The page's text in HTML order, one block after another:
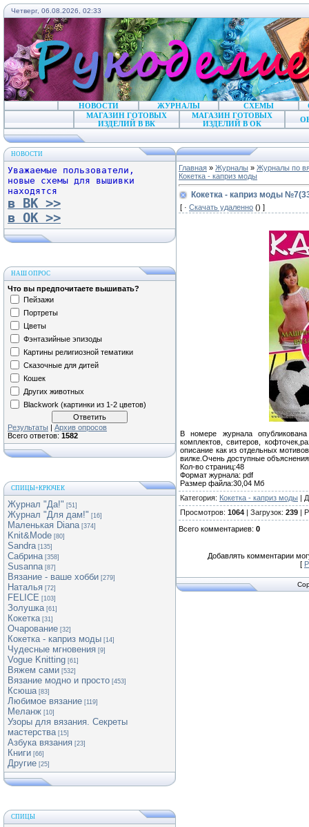
Четверг, 06.08.2026, 02:33
НОВОСТИ ЖУРНАЛЫ СХЕМЫ
МАГАЗИН ГОТОВЫХ
ИЗДЕЛИЙ В ВК
МАГАЗИН ГОТОВЫХ
ИЗДЕЛИЙ В ОК
НОВОСТИ
Уважаемые пользователи,
новые схемы для вышивки
находятся
в ВК >>
в ОК >>
НАШ ОПРОС
Что вы предпочитаете вышивать?
Пейзажи
Портреты
Цветы
Фэнтазийные эпизоды
Картины религиозной тематики
Сказочные для дитей
Кошек
Других животных
Blackwork (картинки из 1-2 цветов)
Результаты | Архив опросов
Всего ответов: 1582
СПИЦЫ+КРЮЧЕК
Журнал "Да!" [51]
Журнал "Для дам!" [16]
Маленькая Diana [374]
Knit&Mode [80]
Sandra [135]
Сабрина [358]
Susanna [87]
Вязание - ваше хобби [279]
Наталья [72]
FELICE [103]
Золушка [61]
Кокетка [31]
Очарование [32]
Кокетка - каприз моды [14]
Чудесные мгновения [9]
Vogue Knitting [61]
Вяжем сами [532]
Вязание модно и просто [453]
Ксюша [83]
Любимое вязание [119]
Меланж [10]
Узоры для вязания. Секреты
мастерства [15]
Азбука вязания [23]
Книги [66]
Другие [25]
СПИЦЫ
Главная » Журналы » Журналы по
Кокетка - каприз моды
Кокетка - каприз моды
[ · Скачать удаленно () ]
В номере журнала
комплектов, свитеров,
описание как из отдельных
вилке.Очень доступные
Кол-во страниц:48
Формат журнала: pdf
Размер файла:30,04 Мб
Категория: Кокетка - каприз моды |
Просмотров: 1064 | Загрузок: 239 |
Всего комментариев: 0
Добавлять комментарии
[